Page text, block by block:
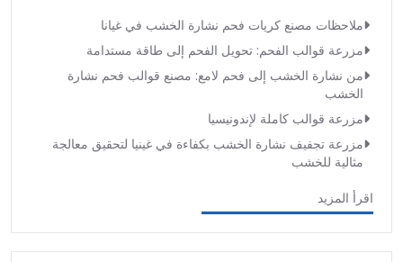
ملاحظات مصنع كريات فحم نشارة الخشب في غيانا
مزرعة قوالب الفحم: تحويل الفحم إلى طاقة مستدامة
من نشارة الخشب إلى فحم لامع: مصنع قوالب فحم نشارة
الخشب
مزرعة قوالب كاملة لإندونيسيا
مزرعة تجفيف نشارة الخشب بكفاءة في غينيا لتحقيق معالجة
مثالية للخشب
اقرأ المزيد